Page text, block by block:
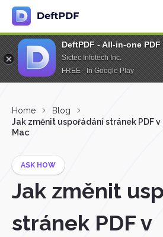
DeftPDF - All-in-one
Sictec Infotech Inc.
FREE - In Google Play
Home
Blog
Jak změnit uspořádání stránek PDF
Mac
ASK HOW
Jak změnit
stránek PDF v